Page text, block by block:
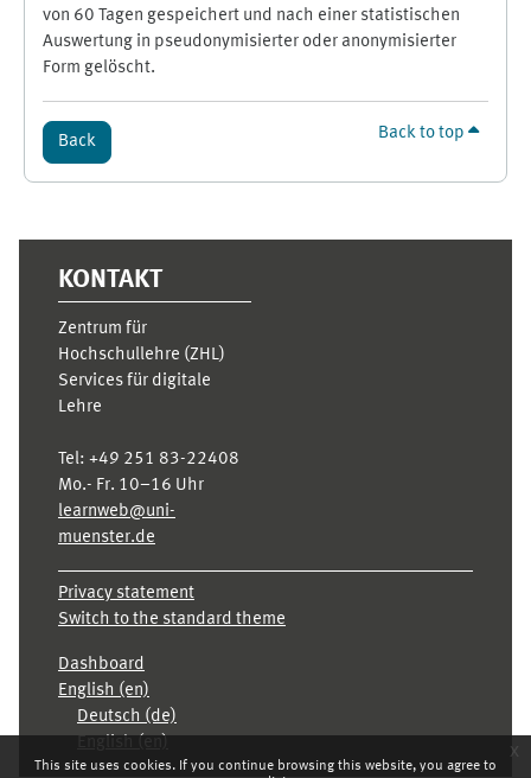
This site uses cookies. If you continue browsing this website, you agree to
x
von 60 Tagen gespeichert und nach einer statistischen
Auswertung in pseudonymisierter oder anonymisierter
Form gelöscht.
Back Back to top
KONTAKT
Zentrum für
Hochschullehre (ZHL)
Services für digitale
Lehre
Tel: +49 251 83-22408
Mo.- Fr. 10–16 Uhr
learnweb@uni-
muenster.de
Privacy statement
Switch to the standard theme
Dashboard
English ‎(en)‎
Deutsch ‎(de)‎